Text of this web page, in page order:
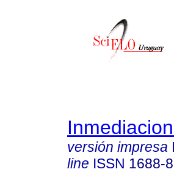
versión impresa
line ISSN 1688-